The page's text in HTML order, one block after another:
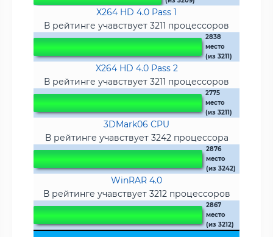
X264 HD 4.0 Pass 1
В рейтинге учавствует 3211 процессоров
2838
место
(из 3211)
X264 HD 4.0 Pass 2
В рейтинге учавствует 3211 процессоров
2775
место
(из 3211)
3DMark06 CPU
В рейтинге учавствует 3242 процессора
2876
место
(из 3242)
WinRAR 4.0
В рейтинге учавствует 3212 процессоров
2867
место
(из 3212)